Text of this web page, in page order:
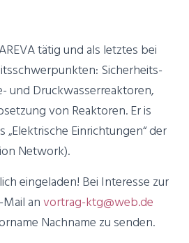
tätig und als letztes bei
Sicherheits-
und Druckwasserreaktoren,
von Reaktoren. Er is
Einrichtungen“ der
Network).
eingeladen! Bei Interesse zur
anvortrag-ktg@web.de
Nachname zu senden.